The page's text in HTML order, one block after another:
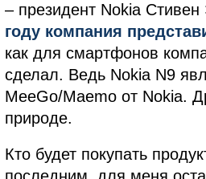
– президент Nokia
году компания
как для смартфонов
сделал. Ведь Nokia N9
MeeGo/Maemo от Nokia.
природе.
Кто будет покупать